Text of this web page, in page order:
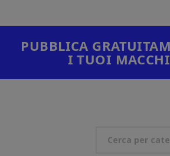
PUBBLICA
I TUOI